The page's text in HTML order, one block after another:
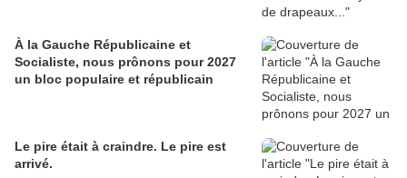
À la Gauche Républicaine et
Socialiste, nous prônons pour 2027
un bloc populaire et républicain
Le pire était à craindre. Le pire est
arrivé.